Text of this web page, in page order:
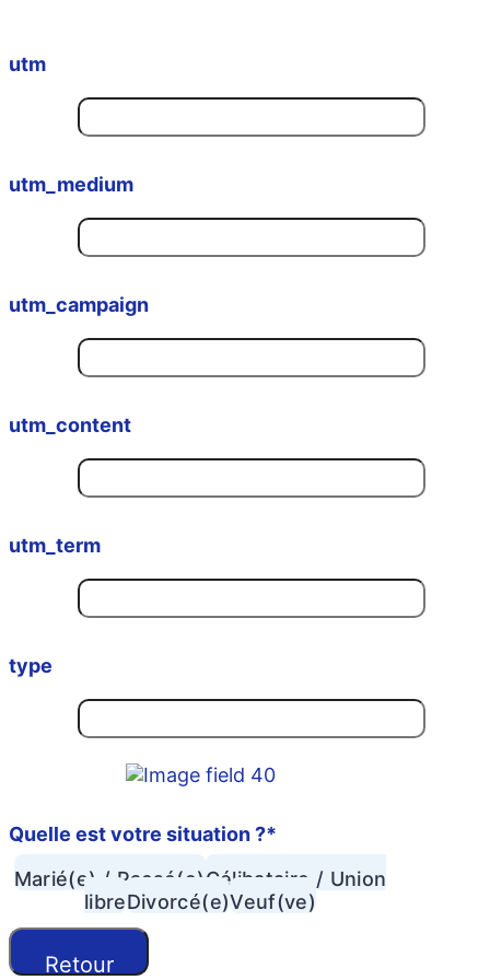
utm
utm_medium
utm_campaign
utm_content
utm_term
type
Quelle est votre situation ?*
Marié(e) / Pacsé(e)Célibataire / Union
libreDivorcé(e)Veuf(ve)
Retour